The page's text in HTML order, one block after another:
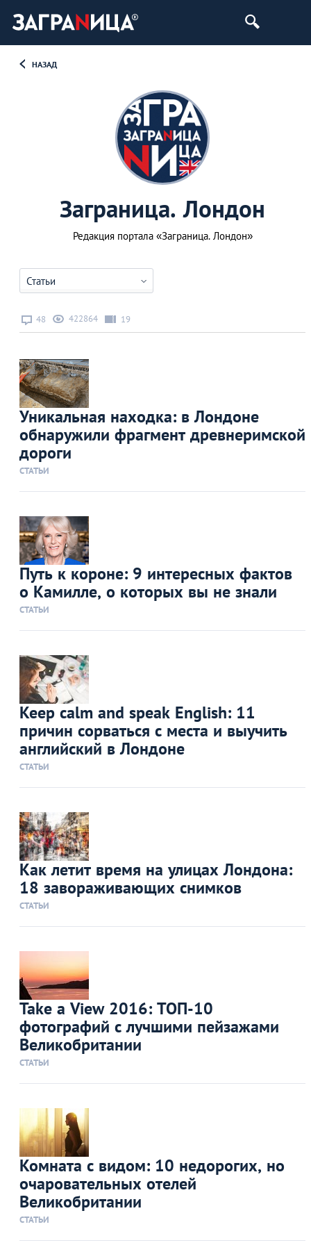
НАЗАД
Заграница. Лондон
Редакция портала «Заграница. Лондон»
Статьи
48 422864 19
Уникальная находка: в Лондоне
обнаружили фрагмент древнеримской
дороги
СТАТЬИ
Путь к короне: 9 интересных фактов
о Камилле, о которых вы не знали
СТАТЬИ
Keep calm and speak English: 11
причин сорваться с места и выучить
английский в Лондоне
СТАТЬИ
Как летит время на улицах Лондона:
18 завораживающих снимков
СТАТЬИ
Take a View 2016: ТОП-10
фотографий с лучшими пейзажами
Великобритании
СТАТЬИ
Комната с видом: 10 недорогих, но
очаровательных отелей
Великобритании
СТАТЬИ